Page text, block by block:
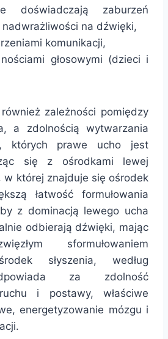
doświadczają zaburzeń
na dźwięki,
komunikacji,
głosowymi (dzieci i
zależności pomiędzy
a zdolnością wytwarzania
których prawe ucho jest
się z ośrodkami lewej
w której znajduje się ośrodek
łatwość formułowania
z dominacją lewego ucha
odbierają dźwięki, mając
sformułowaniem
słyszenia, według
za zdolność
i postawy, właściwe
energetyzowanie mózgu i